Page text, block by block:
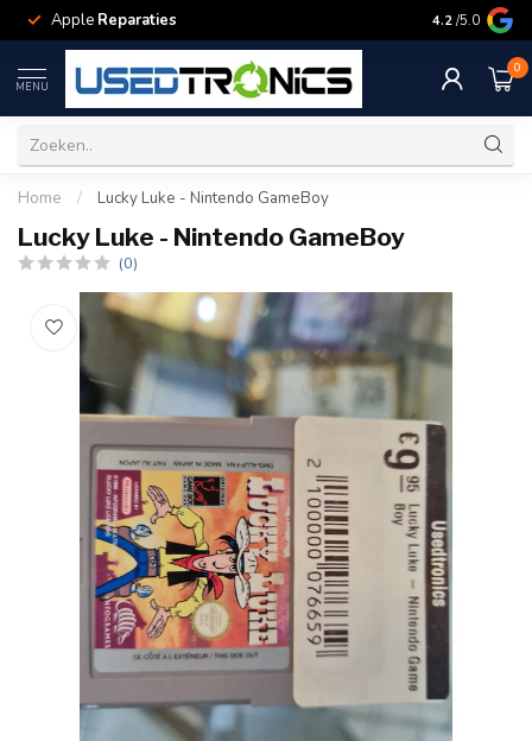
Apple Reparaties Samsung
4.2 /5.0
MENU
0
Home / Lucky Luke - Nintendo GameBoy
Lucky Luke - Nintendo GameBoy
(0)